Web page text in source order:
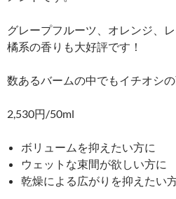
グレープフルーツ、オレンジ、
橘系の香りも大好評です！
数あるバームの中でもイチオシの
2,530円/50ml
ボリュームを抑えたい方に
ウェットな束間が欲しい方に
乾燥による広がりを抑えたい